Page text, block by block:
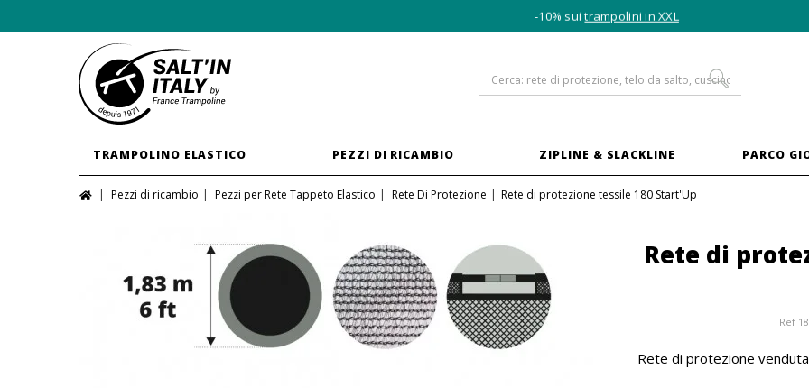
-10% suitrampolini in XXL
TRAMPOLINO ELASTICO PEZZI DI RICAMBIO ZIPLINE & SLACKLINE PARCO
Pezzi di ricambio Pezzi per Rete Tappeto Elastico Rete Di Protezione Rete di protezione tessile 180 Start'Up
Rete di
Ref
Rete di protezione